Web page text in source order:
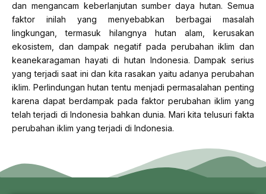
dan mengancam keberlanjutan sumber daya hutan. Semua
faktor inilah yang menyebabkan berbagai masalah
lingkungan, termasuk hilangnya hutan alam, kerusakan
ekosistem, dan dampak negatif pada perubahan iklim dan
keanekaragaman hayati di hutan Indonesia. Dampak serius
yang terjadi saat ini dan kita rasakan yaitu adanya perubahan
iklim. Perlindungan hutan tentu menjadi permasalahan penting
karena dapat berdampak pada faktor perubahan iklim yang
telah terjadi di Indonesia bahkan dunia. Mari kita telusuri fakta
perubahan iklim yang terjadi di Indonesia.